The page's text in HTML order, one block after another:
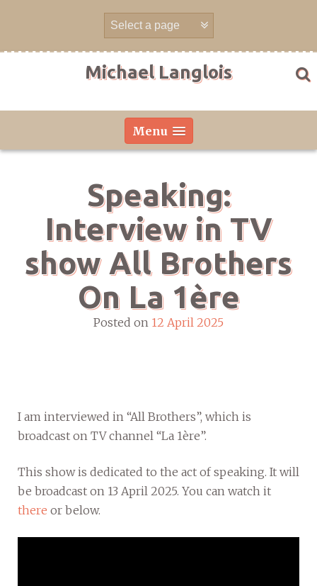
Michael Langlois
Menu
Speaking:
Interview in TV
show All Brothers
On La 1ère
Posted on 12 April 2025
I am interviewed in “All Brothers”, which is
broadcast on TV channel “La 1ère”.
This show is dedicated to the act of speaking. It will
be broadcast on 13 April 2025. You can watch it
there or below.